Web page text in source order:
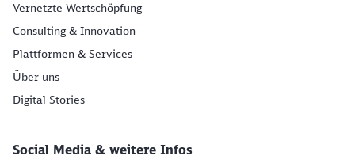
Vernetzte Wertschöpfung
Consulting & Innovation
Plattformen & Services
Über uns
Digital Stories
Social Media & weitere Infos